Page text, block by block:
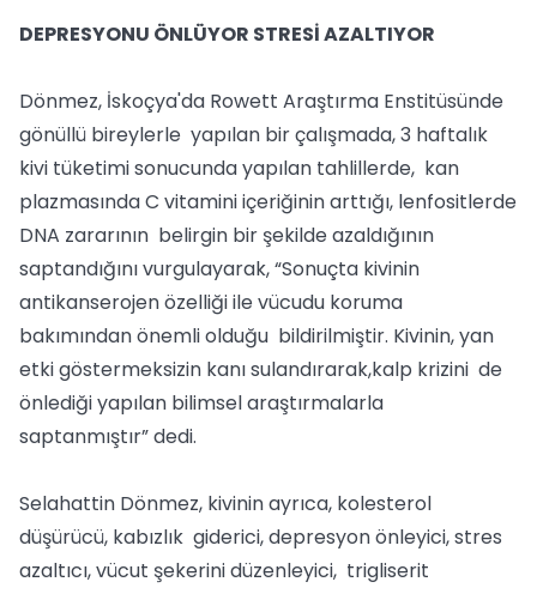
DEPRESYONU ÖNLÜYOR STRESİ AZALTIYOR
Dönmez, İskoçya'da Rowett Araştırma Enstitüsünde
gönüllü bireylerle yapılan bir çalışmada, 3 haftalık
kivi tüketimi sonucunda yapılan tahlillerde, kan
plazmasında C vitamini içeriğinin arttığı, lenfositlerde
DNA zararının belirgin bir şekilde azaldığının
saptandığını vurgulayarak, “Sonuçta kivinin
antikanserojen özelliği ile vücudu koruma
bakımından önemli olduğu bildirilmiştir. Kivinin, yan
etki göstermeksizin kanı sulandırarak,kalp krizini de
önlediği yapılan bilimsel araştırmalarla
saptanmıştır” dedi.
Selahattin Dönmez, kivinin ayrıca, kolesterol
düşürücü, kabızlık giderici, depresyon önleyici, stres
azaltıcı, vücut şekerini düzenleyici, trigliserit